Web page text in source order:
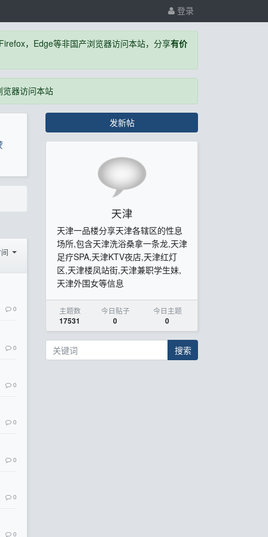
登录
，Edge等非国产浏览器访问本站，分享有价
器访问本站
0
0
0
0
0
0
0
发新帖
天津
天津一品楼分享天津各辖区的性息
场所,包含天津洗浴桑拿一条龙,天津
足疗SPA,天津KTV夜店,天津红灯
区,天津楼凤站街,天津兼职学生妹,
天津外围女等信息
主题数
17531
今日贴子
0
今日主题
0
搜索